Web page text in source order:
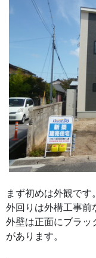
まず初めは外観です。
外回りは外構工事前
外壁は正面にブラッ
があります。